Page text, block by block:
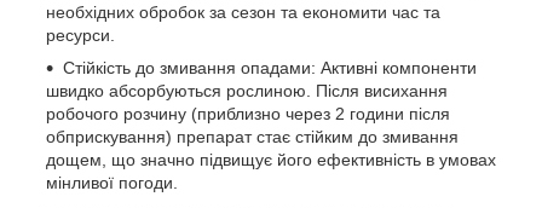
необхідних обробок за сезон та економити час та
ресурси.
Стійкість до змивання опадами: Активні компоненти
швидко абсорбуються рослиною. Після висихання
робочого розчину (приблизно через 2 години після
обприскування) препарат стає стійким до змивання
дощем, що значно підвищує його ефективність в умовах
мінливої погоди.